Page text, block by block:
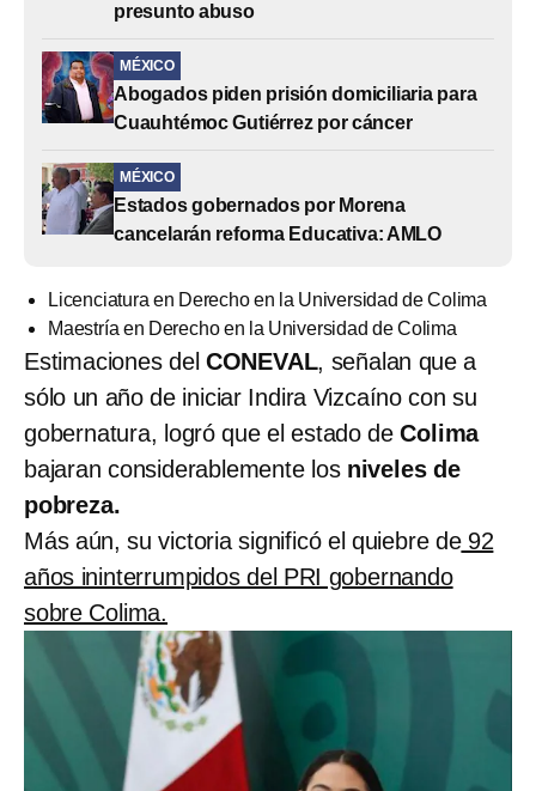
presunto abuso
MÉXICO
Abogados piden prisión domiciliaria para
Cuauhtémoc Gutiérrez por cáncer
MÉXICO
Estados gobernados por Morena
cancelarán reforma Educativa: AMLO
Licenciatura en Derecho en la Universidad de Colima
Maestría en Derecho en la Universidad de Colima
Estimaciones del CONEVAL, señalan que a
sólo un año de iniciar Indira Vizcaíno con su
gobernatura, logró que el estado deColima
bajaran considerablemente losniveles de
pobreza.
Más aún, su victoria significó el quiebre de92
años ininterrumpidos del PRI gobernando
sobre Colima.